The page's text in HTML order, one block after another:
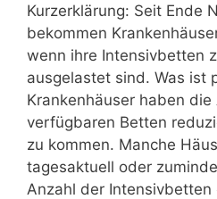
Kurzerklärung: Seit Ende
bekommen
wenn ihre Intensivbetten
ausgelastet sind. Was ist
Krankenhäuser haben die
verfügbaren Betten
zu kommen. Manche
tagesaktuell oder
Anzahl der